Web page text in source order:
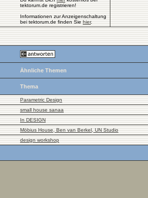
tektorum.de registrieren!
Informationen zur Anzeigenschaltung
bei tektorum.de finden Sie hier.
Ähnliche Themen
Thema
Parametric Design
small house sanaa
In DESIGN
Möbius House, Ben van Berkel, UN Studio
design workshop